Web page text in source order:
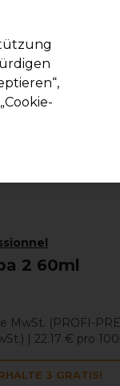
Die Professional
2 60ml
MwSt. (PROFI-
| 22.17 € pro
3 GRATIS!